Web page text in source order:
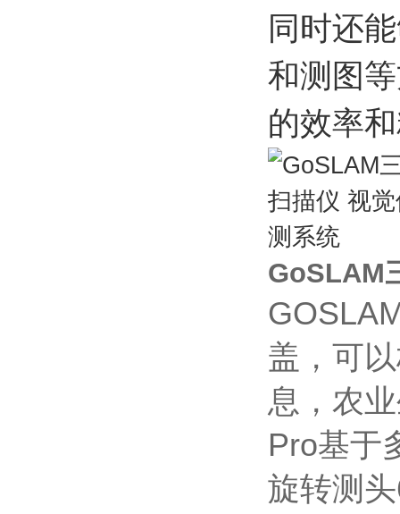
同时还
和测图
的效率
GoSLAM
盖，可
息，农
Pro基于
旋转测